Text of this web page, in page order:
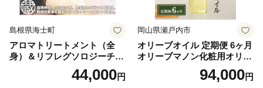
島根県海士町
アロマトリートメント（全
身）＆リフレグソロジーチケ
44,000円
岡山県瀬戸内市
オリーブオイル 定期便 6ヶ月
オリーブマノン化粧用オリー
ブオイル 200ml オリーブ オ
イル 美容 スキンケア 化粧用
94,000円